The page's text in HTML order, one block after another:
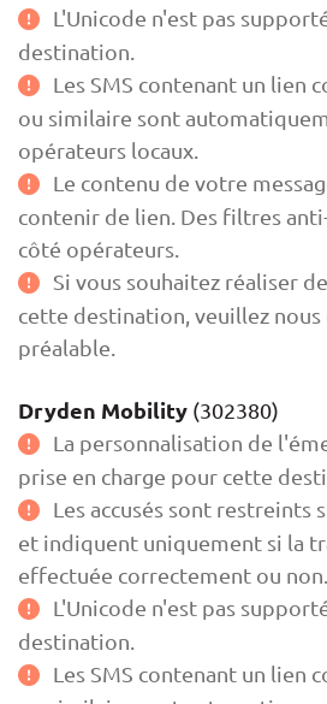
L'Unicode n'est pas
destination.
Les SMS contenant un lien
ou similaire sont
opérateurs locaux.
Le contenu de votre
contenir de lien. Des filtres
côté opérateurs.
Si vous souhaitez réaliser
cette destination, veuillez nous
préalable.
Dryden Mobility (302380)
La personnalisation de
prise en charge pour cette
Les accusés sont restreints
et indiquent uniquement si la
effectuée correctement ou non.
L'Unicode n'est pas
destination.
Les SMS contenant un lien